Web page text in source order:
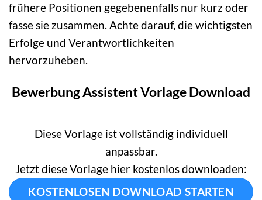
frühere Positionen gegebenenfalls nur kurz oder
fasse sie zusammen. Achte darauf, die wichtigsten
Erfolge und Verantwortlichkeiten
hervorzuheben.
Bewerbung Assistent Vorlage Download
Diese Vorlage ist vollständig individuell
anpassbar.
Jetzt diese Vorlage hier kostenlos downloaden:
KOSTENLOSEN DOWNLOAD STARTEN